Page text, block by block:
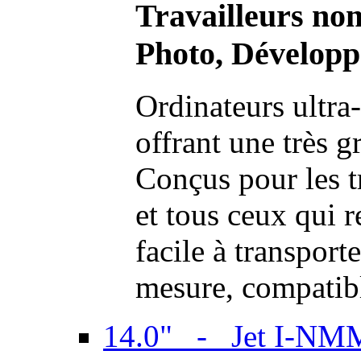
Travailleurs
Photo,
Ordinateurs
offrant une très
Conçus pour les
et tous ceux qui
facile à
mesure,
14.0" - Jet I-